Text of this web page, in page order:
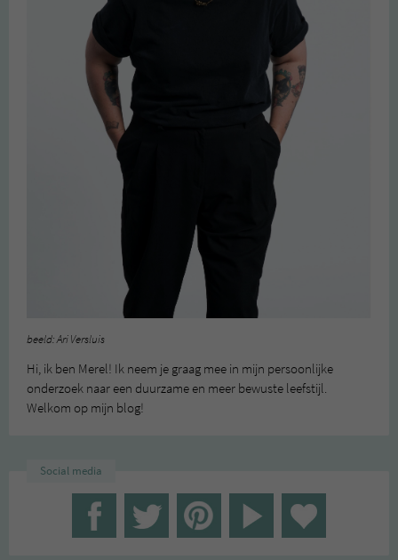
beeld: Ari Versluis
Hi, ik ben Merel! Ik neem je graag mee in mijn persoonlijke
onderzoek naar een duurzame en meer bewuste leefstijl.
Welkom op mijn blog!
Social media